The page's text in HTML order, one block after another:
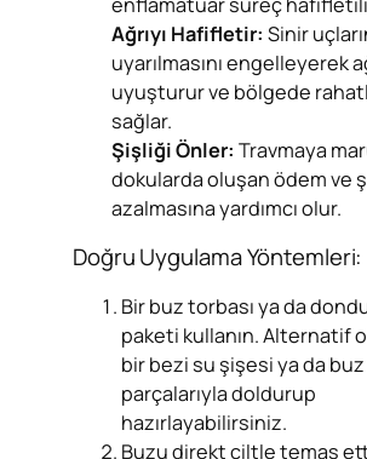
Ağrıyı Hafifletir: Sinir
uyarılmasını engelleyerek
uyuşturur ve bölgede
sağlar.
Şişliği Önler: Travmaya
dokularda oluşan ödem ve
azalmasına yardımcı olur.
Doğru Uygulama Yöntemleri:
Bir buz torbası ya da
paketi kullanın. Alternatif
bir bezi su şişesi ya da buz
parçalarıyla doldurup
hazırlayabilirsiniz.
Buzu direkt ciltle temas